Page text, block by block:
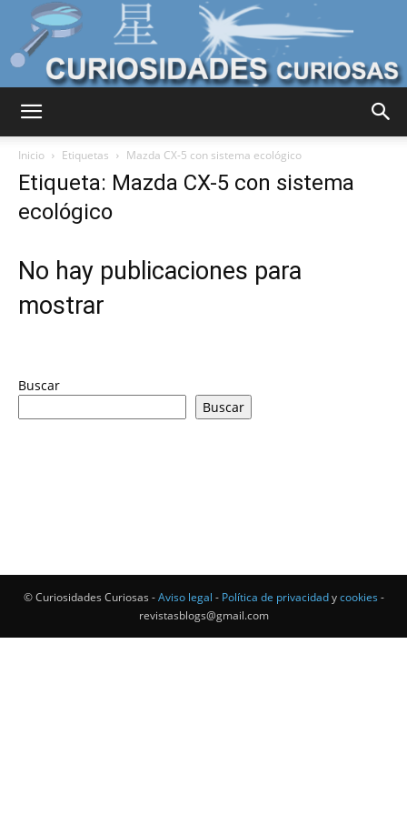
Inicio Etiquetas Mazda CX-5 con sistema ecológico
Etiqueta: Mazda CX-5 con sistema
ecológico
No hay publicaciones para
mostrar
Buscar
Buscar
© Curiosidades Curiosas -Aviso legal - Política de privacidadycookies -
revistasblogs@gmail.com